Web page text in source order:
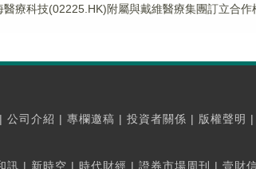
醫療科技(02225.HK)附屬與戴維醫療集團訂立合作
| 公司介紹 | 專欄邀稿 | 投資者關係 | 版權聲明 |
訊 | 新時空 | 時代財經 | 證券市場周刊 | 壹財